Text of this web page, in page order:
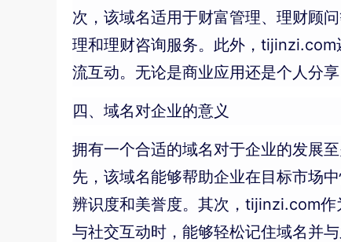
次，该域名适用于财富管理、理财顾
理和理财咨询服务。此外，tijinzi.com
流互动。无论是商业应用还是个人分
四、域名对企业的意义
拥有一个合适的域名对于企业的发展
先，该域名能够帮助企业在目标市场
辨识度和美誉度。其次，tijinzi.com
与社交互动时，能够轻松记住域名并